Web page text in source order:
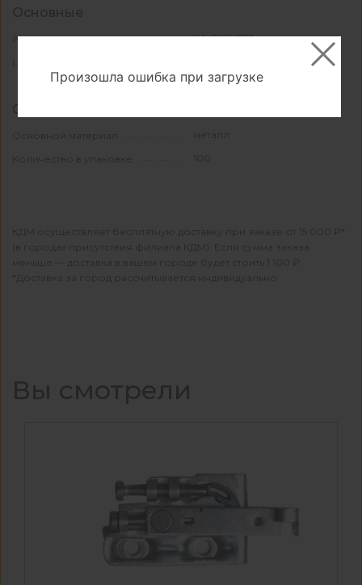
Основные
Артикул КА-01014739
Свойства и материалы
Основной материал металл
Количество в упаковке 100
КДМ осуществляет бесплатную доставку при заказе от 15 000 ₽*
(в городах присутствия филиала КДМ). Если сумма заказа
меньше — доставка в вашем городе будет стоить 1 100 ₽.
*Доставка за город рассчитывается индивидуально
Вы смотрели
Произошла ошибка при загрузке